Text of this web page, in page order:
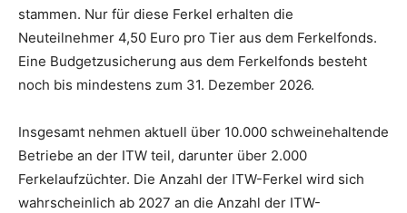
stammen. Nur für diese Ferkel erhalten die
Neuteilnehmer 4,50 Euro pro Tier aus dem Ferkelfonds.
Eine Budgetzusicherung aus dem Ferkelfonds besteht
noch bis mindestens zum 31. Dezember 2026.
Insgesamt nehmen aktuell über 10.000 schweinehaltende
Betriebe an der ITW teil, darunter über 2.000
Ferkelaufzüchter. Die Anzahl der ITW-Ferkel wird sich
wahrscheinlich ab 2027 an die Anzahl der ITW-